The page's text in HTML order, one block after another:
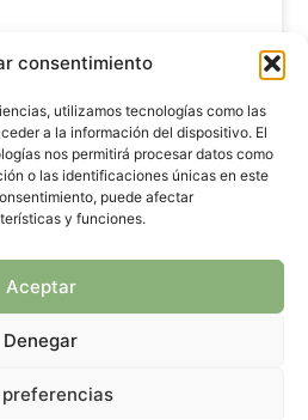
consentimiento
utilizamos tecnologías como las
a la información del dispositivo. El
nos permitirá procesar datos como
o las identificaciones únicas en este
puede afectar
y funciones.
Aceptar
Denegar
por el Programa LIFE